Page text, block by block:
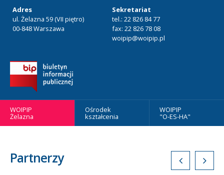
Adres
ul. Żelazna 59 (VII piętro)
00-848 Warszawa
Sekretariat
tel.: 22 826 84 77
fax: 22 826 78 08
woipip@woipip.pl
WOIPIP
Żelazna
Ośrodek
kształcenia
WOIPIP
"O-ES-HA"
Partnerzy